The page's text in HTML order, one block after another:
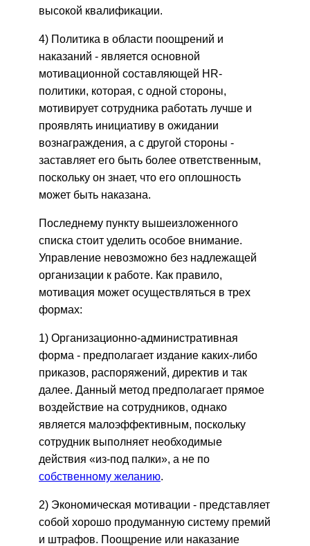
высокой квалификации.
4) Политика в области поощрений и
наказаний - является основной
мотивационной составляющей HR-
политики, которая, с одной стороны,
мотивирует сотрудника работать лучше и
проявлять инициативу в ожидании
вознаграждения, а с другой стороны -
заставляет его быть более ответственным,
поскольку он знает, что его оплошность
может быть наказана.
Последнему пункту вышеизложенного
списка стоит уделить особое внимание.
Управление невозможно без надлежащей
организации к работе. Как правило,
мотивация может осуществляться в трех
формах:
1) Организационно-административная
форма - предполагает издание каких-либо
приказов, распоряжений, директив и так
далее. Данный метод предполагает прямое
воздействие на сотрудников, однако
является малоэффективным, поскольку
сотрудник выполняет необходимые
действия «из-под палки», а не по
собственному желанию.
2) Экономическая мотивации - представляет
собой хорошо продуманную систему премий
и штрафов. Поощрение или наказание